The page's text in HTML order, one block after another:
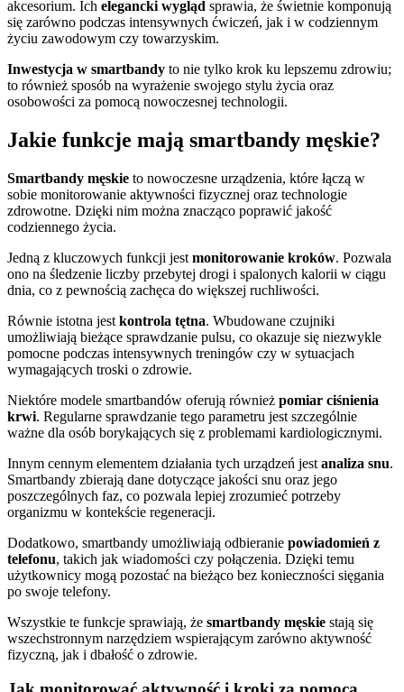
akcesorium. Ich elegancki wygląd sprawia, że świetnie komponują
się zarówno podczas intensywnych ćwiczeń, jak i w codziennym
życiu zawodowym czy towarzyskim.
Inwestycja w smartbandy to nie tylko krok ku lepszemu zdrowiu;
to również sposób na wyrażenie swojego stylu życia oraz
osobowości za pomocą nowoczesnej technologii.
Jakie funkcje mają smartbandy męskie?
Smartbandy męskie to nowoczesne urządzenia, które łączą w
sobie monitorowanie aktywności fizycznej oraz technologie
zdrowotne. Dzięki nim można znacząco poprawić jakość
codziennego życia.
Jedną z kluczowych funkcji jest monitorowanie kroków. Pozwala
ono na śledzenie liczby przebytej drogi i spalonych kalorii w ciągu
dnia, co z pewnością zachęca do większej ruchliwości.
Równie istotna jest kontrola tętna. Wbudowane czujniki
umożliwiają bieżące sprawdzanie pulsu, co okazuje się niezwykle
pomocne podczas intensywnych treningów czy w sytuacjach
wymagających troski o zdrowie.
Niektóre modele smartbandów oferują również pomiar ciśnienia
krwi. Regularne sprawdzanie tego parametru jest szczególnie
ważne dla osób borykających się z problemami kardiologicznymi.
Innym cennym elementem działania tych urządzeń jest analiza snu.
Smartbandy zbierają dane dotyczące jakości snu oraz jego
poszczególnych faz, co pozwala lepiej zrozumieć potrzeby
organizmu w kontekście regeneracji.
Dodatkowo, smartbandy umożliwiają odbieranie powiadomień z
telefonu, takich jak wiadomości czy połączenia. Dzięki temu
użytkownicy mogą pozostać na bieżąco bez konieczności sięgania
po swoje telefony.
Wszystkie te funkcje sprawiają, że smartbandy męskie stają się
wszechstronnym narzędziem wspierającym zarówno aktywność
fizyczną, jak i dbałość o zdrowie.